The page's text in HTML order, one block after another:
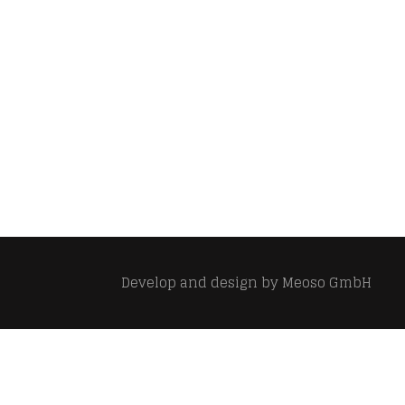
Develop and design byMeoso GmbH